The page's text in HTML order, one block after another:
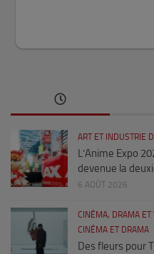
ART ET INDUSTRIE
L’Anime Expo
devenue la
6 AOÛT 2026
CINÉMA, DRAMA ET
CINÉMA ET DRAMA
Des fleurs pour